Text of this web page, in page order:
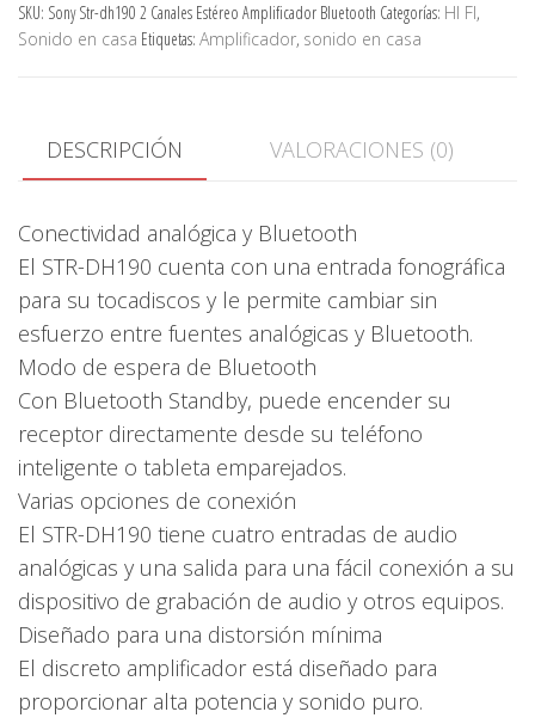
2
Canales
Bluetooth
cantidad
SKU: Sony Str-dh190 2 Canales Estéreo Amplificador Bluetooth Categorías: HI FI,
Sonido en casa Etiquetas: Amplificador, sonido en casa
DESCRIPCIÓN VALORACIONES (0)
Conectividad analógica y Bluetooth
El STR-DH190 cuenta con una entrada fonográfica
para su tocadiscos y le permite cambiar sin
esfuerzo entre fuentes analógicas y Bluetooth.
Modo de espera de Bluetooth
Con Bluetooth Standby, puede encender su
receptor directamente desde su teléfono
inteligente o tableta emparejados.
Varias opciones de conexión
El STR-DH190 tiene cuatro entradas de audio
analógicas y una salida para una fácil conexión a su
dispositivo de grabación de audio y otros equipos.
Diseñado para una distorsión mínima
El discreto amplificador está diseñado para
proporcionar alta potencia y sonido puro.